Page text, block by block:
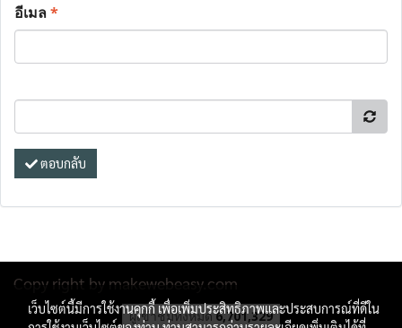
อีเมล*
ตอบกลับ
Copy right by makewebeasy.com
ผู้เข้าชมทั้งหมด 6,701,329
เว็บไซต์นี้มีการใช้งานคุกกี้ เพื่อเพิ่มประสิทธิภาพและประสบการณ์ที่ดีใน